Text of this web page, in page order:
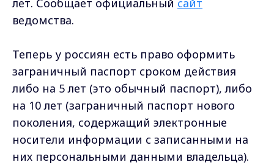
ведомства.
Теперь у россиян есть право оформить
заграничный паспорт сроком действия
либо на 5 лет (это обычный паспорт), либо
на 10 лет (заграничный паспорт нового
поколения, содержащий электронные
носители информации с записанными на
них персональными данными владельца).